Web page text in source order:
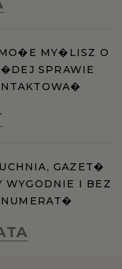
MY�LISZ O
SPRAWIE
GAZET�
WYGODNIE I BEZ